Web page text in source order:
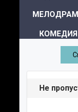
КОМЕДИЯ
УЖАСЫ
ТРИЛЛЕР
Не